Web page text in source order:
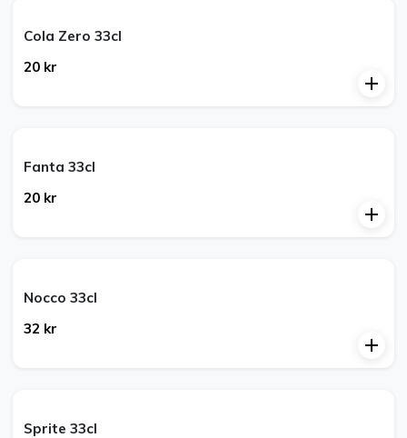
Cola Zero 33cl
20 kr
Fanta 33cl
20 kr
Nocco 33cl
32 kr
Sprite 33cl